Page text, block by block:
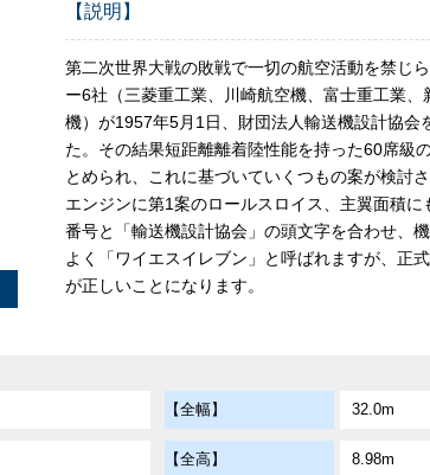
【説明】
第二次世界大戦の敗戦で一切の航空活動を禁じ
ー6社（三菱重工業、川崎航空機、富士重工業
機）が1957年5月1日、財団法人輸送機設計協会
た。その結果短距離離着陸性能を持った60席級
とめられ、これに基づいていくつもの案が検討
エンジンに第1案のロールスロイス、主翼面積
番号と「輸送機設計協会」の頭文字を合わせ、
よく「ワイエスイレブン」と呼ばれますが、正
が正しいことになります。
【全幅】 32.0m
【全高】 8.98m